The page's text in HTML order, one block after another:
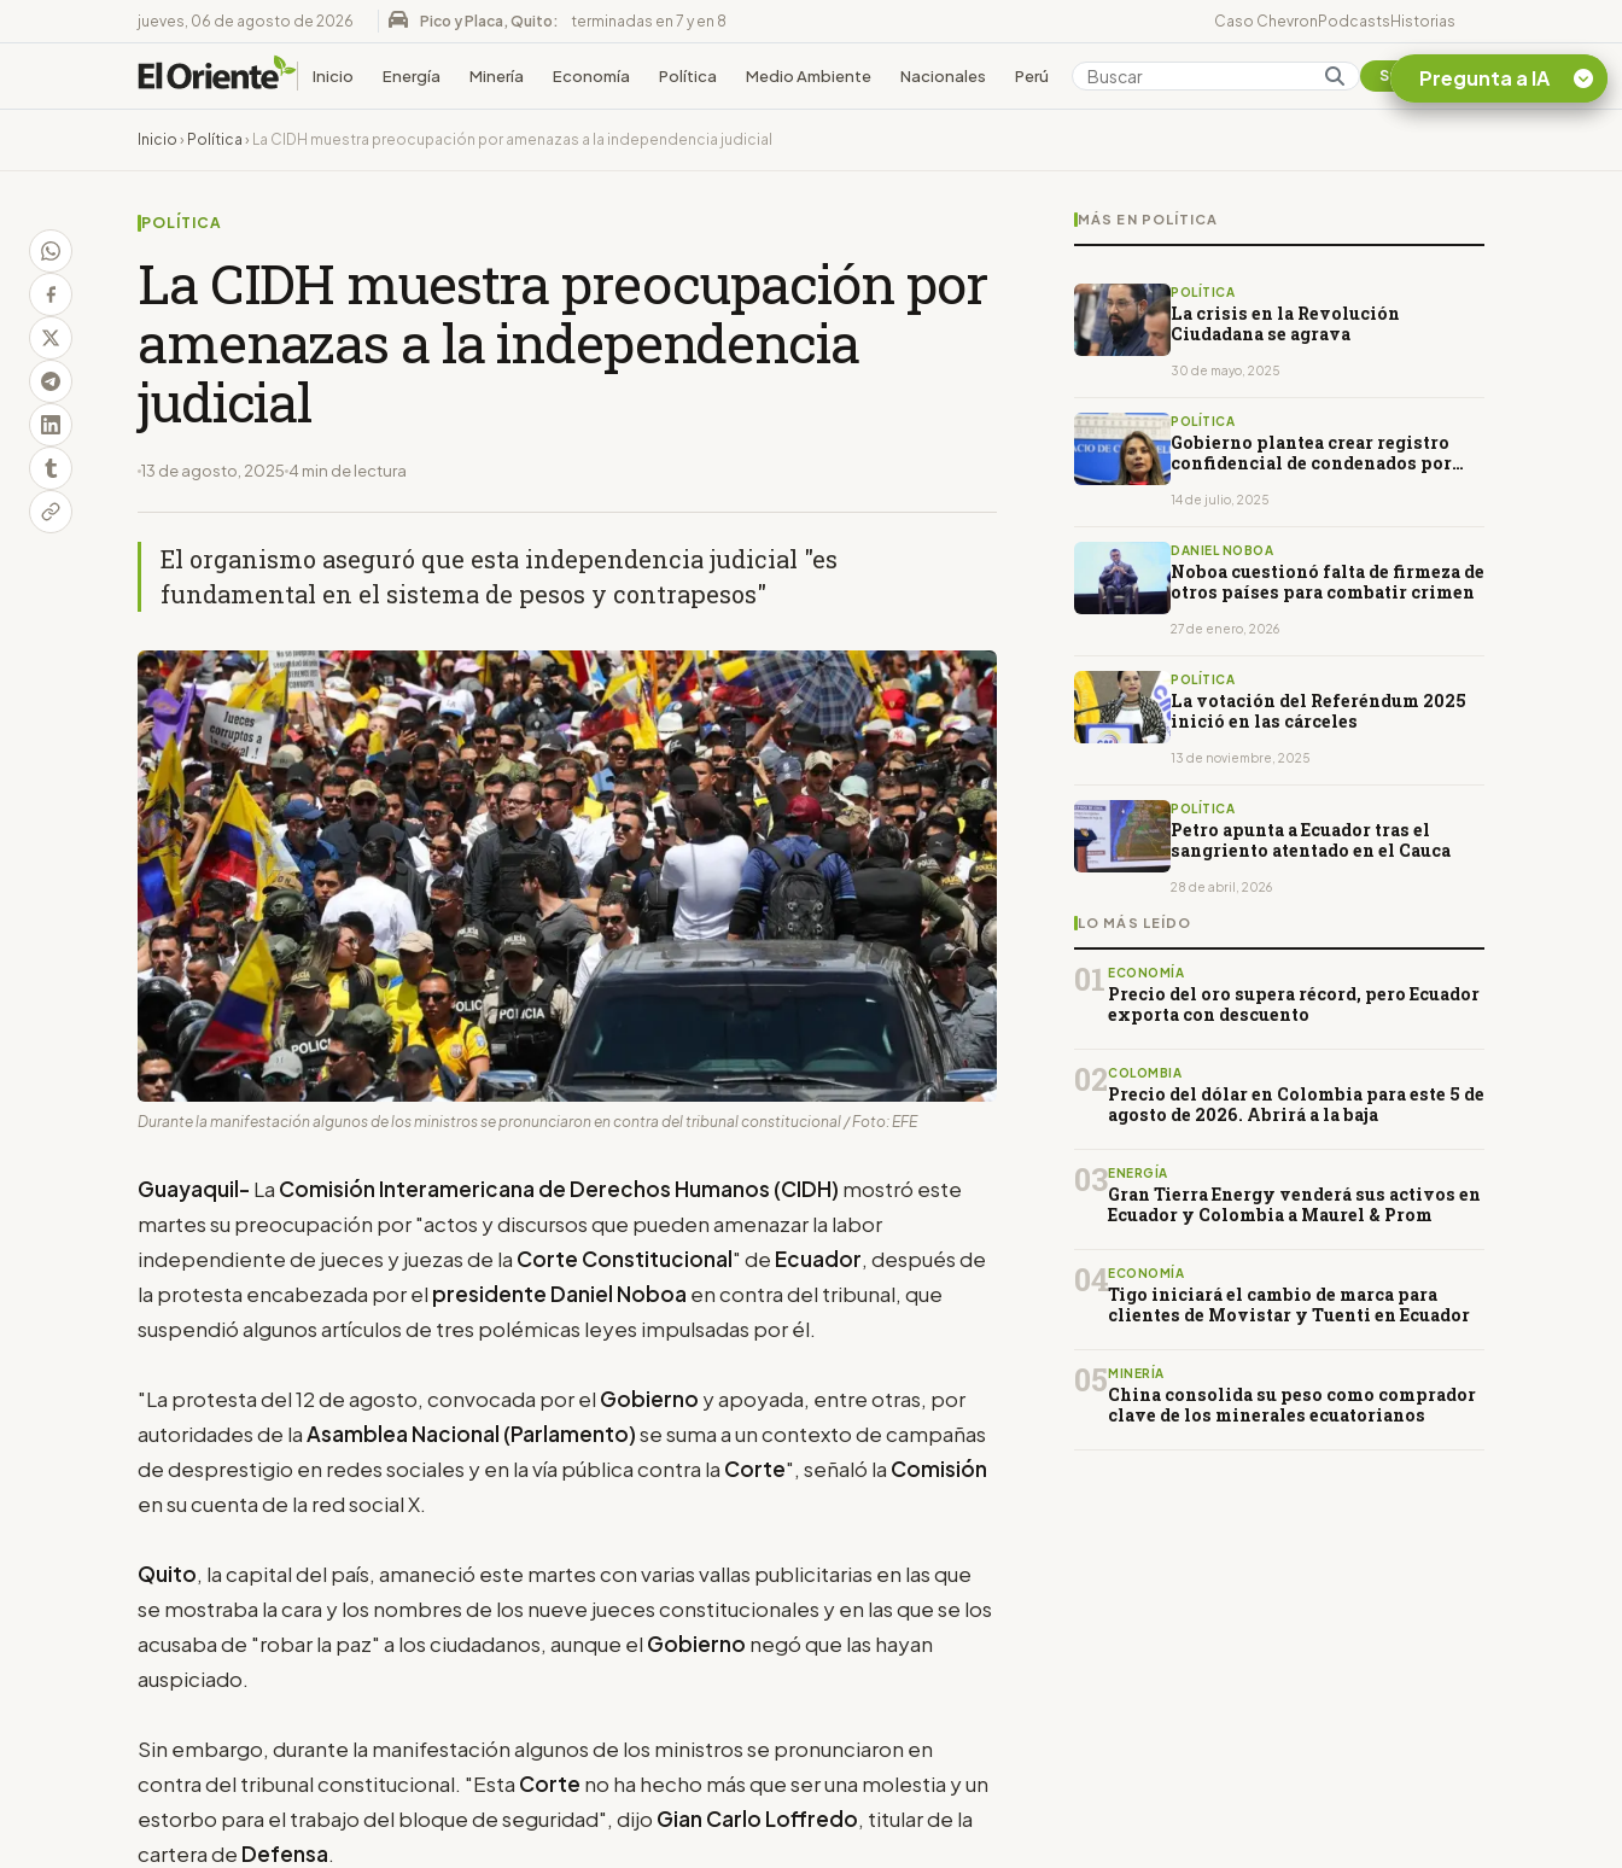
jueves, 06 de agosto de 2026 Pico y Placa, Quito: terminadas en 7 y en 8 Caso ChevronPodcastsHistorias
Inicio Energía Minería Economía Política Medio Ambiente Nacionales Perú Colombia Suscribirse
Inicio › Política › La CIDH muestra preocupación por amenazas a la independencia judicial
POLÍTICA
La CIDH muestra preocupación por
amenazas a la independencia
judicial
13 de agosto, 2025 4 min de lectura
El organismo aseguró que esta independencia judicial "es
fundamental en el sistema de pesos y contrapesos"
Durante la manifestación algunos de los ministros se pronunciaron en contra del tribunal constitucional / Foto: EFE
Guayaquil- La Comisión Interamericana de Derechos Humanos (CIDH) mostró este
martes su preocupación por "actos y discursos que pueden amenazar la labor
independiente de jueces y juezas de la Corte Constitucional" de Ecuador, después de
la protesta encabezada por el presidente Daniel Noboa en contra del tribunal, que
suspendió algunos artículos de tres polémicas leyes impulsadas por él.
"La protesta del 12 de agosto, convocada por el Gobierno y apoyada, entre otras, por
autoridades de laAsamblea Nacional (Parlamento)se suma a un contexto de campañas
de desprestigio en redes sociales y en la vía pública contra la Corte", señaló la Comisión
en su cuenta de la red social X.
Quito, la capital del país, amaneció este martes con varias vallas publicitarias en las que
se mostraba la cara y los nombres de los nueve jueces constitucionales y en las que se los
acusaba de "robar la paz" a los ciudadanos, aunque el Gobierno negó que las hayan
auspiciado.
Sin embargo, durante la manifestación algunos de los ministros se pronunciaron en
contra del tribunal constitucional. "Esta Corte no ha hecho más que ser una molestia y un
estorbo para el trabajo del bloque de seguridad", dijo Gian Carlo Loffredo, titular de la
cartera de Defensa.
MÁS EN POLÍTICA
POLÍTICA
La crisis en la Revolución
Ciudadana se agrava
30 de mayo, 2025
POLÍTICA
Gobierno plantea crear registro
confidencial de condenados por
14 de julio, 2025
DANIEL NOBOA
Noboa cuestionó falta de firmeza de
otros países para combatir crimen
27 de enero, 2026
POLÍTICA
La votación del Referéndum 2025
inició en las cárceles
13 de noviembre, 2025
POLÍTICA
Petro apunta a Ecuador tras el
sangriento atentado en el Cauca
28 de abril, 2026
LO MÁS LEÍDO
01 ECONOMÍA
Precio del oro supera récord, pero Ecuador
exporta con descuento
02COLOMBIA
Precio del dólar en Colombia para este 5 de
agosto de 2026. Abrirá a la baja
03ENERGÍA
Gran Tierra Energy venderá sus activos en
Ecuador y Colombia a Maurel & Prom
04ECONOMÍA
Tigo iniciará el cambio de marca para
clientes de Movistar y Tuenti en Ecuador
05 MINERÍA
China consolida su peso como comprador
clave de los minerales ecuatorianos
Pregunta a IA